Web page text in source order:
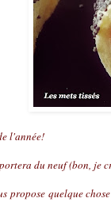
l'année!
du neuf (bon, je
propose quelque